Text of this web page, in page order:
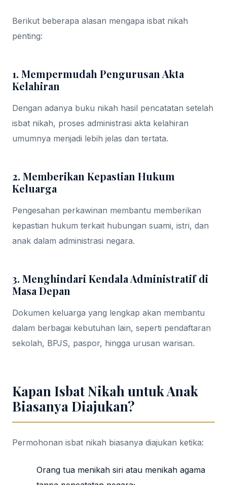
Berikut beberapa alasan mengapa isbat nikah
penting:
1. Mempermudah Pengurusan Akta
Kelahiran
Dengan adanya buku nikah hasil pencatatan setelah
isbat nikah, proses administrasi akta kelahiran
umumnya menjadi lebih jelas dan tertata.
2. Memberikan Kepastian Hukum
Keluarga
Pengesahan perkawinan membantu memberikan
kepastian hukum terkait hubungan suami, istri, dan
anak dalam administrasi negara.
3. Menghindari Kendala Administratif di
Masa Depan
Dokumen keluarga yang lengkap akan membantu
dalam berbagai kebutuhan lain, seperti pendaftaran
sekolah, BPJS, paspor, hingga urusan warisan.
Kapan Isbat Nikah untuk Anak
Biasanya Diajukan?
Permohonan isbat nikah biasanya diajukan ketika:
Orang tua menikah siri atau menikah agama